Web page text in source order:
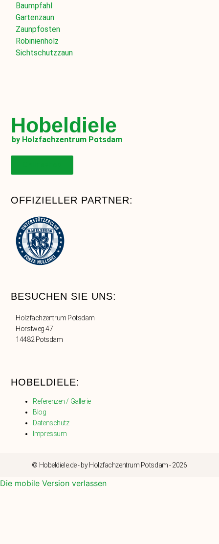
Baumpfahl
Gartenzaun
Zaunpfosten
Robinienholz
Sichtschutzzaun
Hobeldiele
by Holzfachzentrum Potsdam
OFFIZIELLER PARTNER:
BESUCHEN SIE UNS:
Holzfachzentrum Potsdam
Horstweg 47
14482 Potsdam
HOBELDIELE:
Referenzen / Gallerie
Blog
Datenschutz
Impressum
© Hobeldiele.de - by Holzfachzentrum Potsdam - 2026
Die mobile Version verlassen